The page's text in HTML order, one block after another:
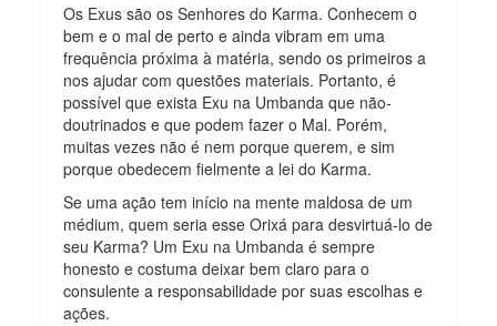
Os Exus são os Senhores do Karma. Conhecem o
bem e o mal de perto e ainda vibram em uma
frequência próxima à matéria, sendo os primeiros a
nos ajudar com questões materiais. Portanto, é
possível que exista Exu na Umbanda que não-
doutrinados e que podem fazer o Mal. Porém,
muitas vezes não é nem porque querem, e sim
porque obedecem fielmente a lei do Karma.
Se uma ação tem início na mente maldosa de um
médium, quem seria esse Orixá para desvirtuá-lo de
seu Karma? Um Exu na Umbanda é sempre
honesto e costuma deixar bem claro para o
consulente a responsabilidade por suas escolhas e
ações.